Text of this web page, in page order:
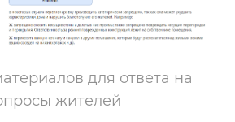
для ответа на
жителей